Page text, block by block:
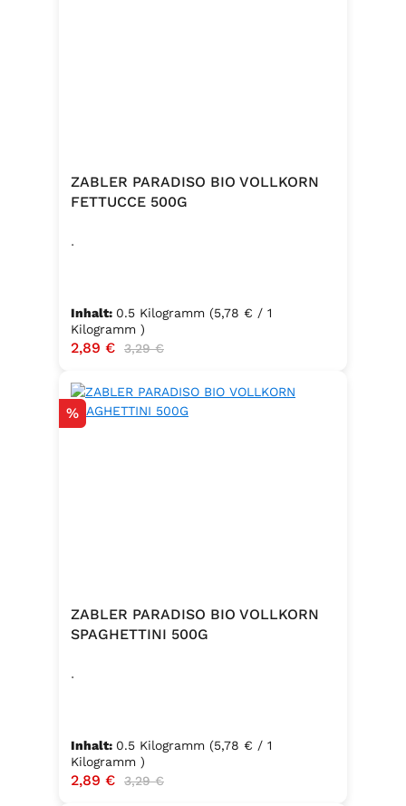
ZABLER PARADISO BIO VOLLKORN
FETTUCCE 500G
.
Inhalt: 0.5 Kilogramm (5,78 € / 1
Kilogramm )
Verkaufspreis:
2,89 € Regulärer Preis:
3,29 €
Rabatt
%
ZABLER PARADISO BIO VOLLKORN
SPAGHETTINI 500G
.
Inhalt: 0.5 Kilogramm (5,78 € / 1
Kilogramm )
Verkaufspreis:
2,89 € Regulärer Preis:
3,29 €